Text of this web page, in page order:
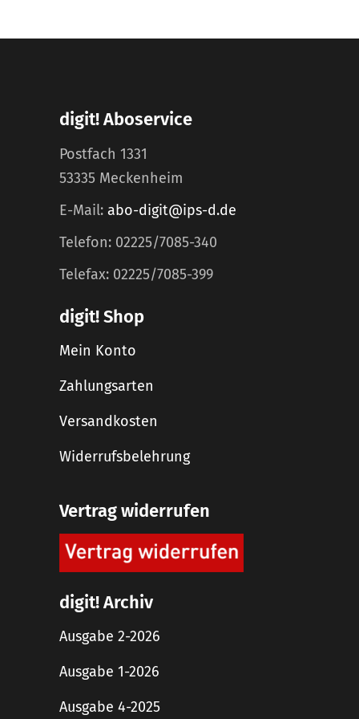
digit! Aboservice
Postfach 1331
53335 Meckenheim
E-Mail: abo-digit@ips-d.de
Telefon: 02225/7085-340
Telefax: 02225/7085-399
digit! Shop
Mein Konto
Zahlungsarten
Versandkosten
Widerrufsbelehrung
Vertrag widerrufen
digit! Archiv
Ausgabe 2-2026
Ausgabe 1-2026
Ausgabe 4-2025